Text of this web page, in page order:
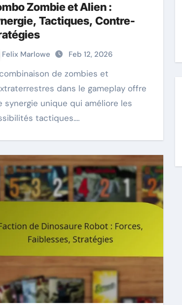
Zombie et Alien :
Tactiques, Contre-
Felix Marlowe Feb 12, 2026
dans le gameplay offre
synergie unique qui améliore les
tactiques.…